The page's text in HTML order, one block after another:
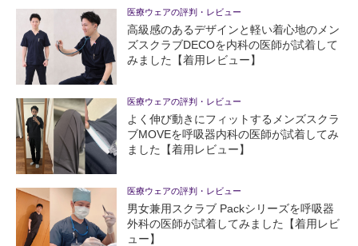
医療ウェアの評判・レビュー
高級感のあるデザインと軽い着心地のメン
ズスクラブDECOを内科の医師が試着して
みました【着用レビュー】
医療ウェアの評判・レビュー
よく伸び動きにフィットするメンズスクラ
ブMOVEを呼吸器内科の医師が試着してみ
ました【着用レビュー】
医療ウェアの評判・レビュー
男女兼用スクラブ Packシリーズを呼吸器
外科の医師が試着してみました【着用レビ
ュー】